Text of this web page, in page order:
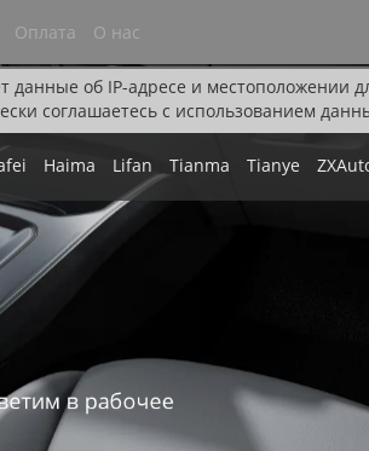
об IP-адресе и местоположении
соглашаетесь с использованием
Оплата О нас
Haima Lifan Tianma Tianye
в рабочее